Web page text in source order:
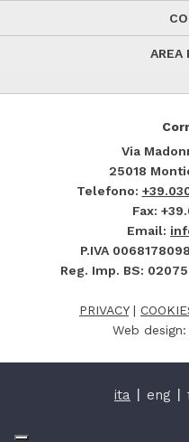
AREA
Via
25018
Telefono:
Fax:
Email:
P.IVA
Reg. Imp. BS:
PRIVACY|
Web design:
ita eng